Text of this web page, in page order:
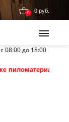
0 0 руб.
08:00 до 18:00
конечную